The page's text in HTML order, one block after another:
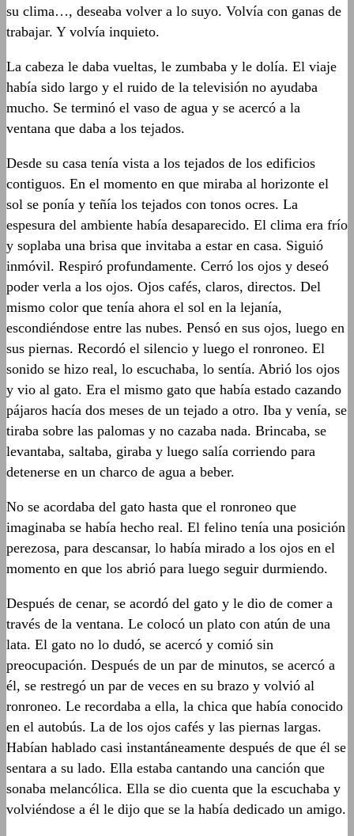
su clima…, deseaba volver a lo suyo. Volvía con ganas de
trabajar. Y volvía inquieto.
La cabeza le daba vueltas, le zumbaba y le dolía. El viaje
había sido largo y el ruido de la televisión no ayudaba
mucho. Se terminó el vaso de agua y se acercó a la
ventana que daba a los tejados.
Desde su casa tenía vista a los tejados de los edificios
contiguos. En el momento en que miraba al horizonte el
sol se ponía y teñía los tejados con tonos ocres. La
espesura del ambiente había desaparecido. El clima era frío
y soplaba una brisa que invitaba a estar en casa. Siguió
inmóvil. Respiró profundamente. Cerró los ojos y deseó
poder verla a los ojos. Ojos cafés, claros, directos. Del
mismo color que tenía ahora el sol en la lejanía,
escondiéndose entre las nubes. Pensó en sus ojos, luego en
sus piernas. Recordó el silencio y luego el ronroneo. El
sonido se hizo real, lo escuchaba, lo sentía. Abrió los ojos
y vio al gato. Era el mismo gato que había estado cazando
pájaros hacía dos meses de un tejado a otro. Iba y venía, se
tiraba sobre las palomas y no cazaba nada. Brincaba, se
levantaba, saltaba, giraba y luego salía corriendo para
detenerse en un charco de agua a beber.
No se acordaba del gato hasta que el ronroneo que
imaginaba se había hecho real. El felino tenía una posición
perezosa, para descansar, lo había mirado a los ojos en el
momento en que los abrió para luego seguir durmiendo.
Después de cenar, se acordó del gato y le dio de comer a
través de la ventana. Le colocó un plato con atún de una
lata. El gato no lo dudó, se acercó y comió sin
preocupación. Después de un par de minutos, se acercó a
él, se restregó un par de veces en su brazo y volvió al
ronroneo. Le recordaba a ella, la chica que había conocido
en el autobús. La de los ojos cafés y las piernas largas.
Habían hablado casi instantáneamente después de que él se
sentara a su lado. Ella estaba cantando una canción que
sonaba melancólica. Ella se dio cuenta que la escuchaba y
volviéndose a él le dijo que se la había dedicado un amigo.